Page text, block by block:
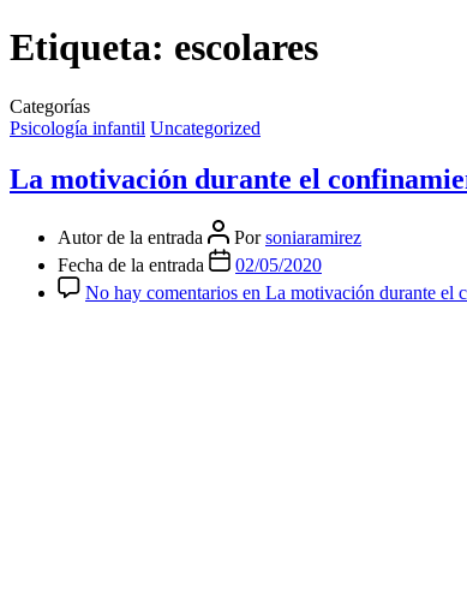
Etiqueta: escolares
Categorías
Psicología infantil Uncategorized
La motivación durante el
Autor de la entrada Porsoniaramirez
Fecha de la entrada
02/05/2020
No hay comentarios en La motivación durante el